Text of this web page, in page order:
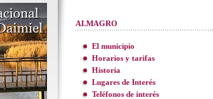
ALMAGRO
El municipio
Horarios y tarifas
Historia
Lugares de Interés
Teléfonos de interés